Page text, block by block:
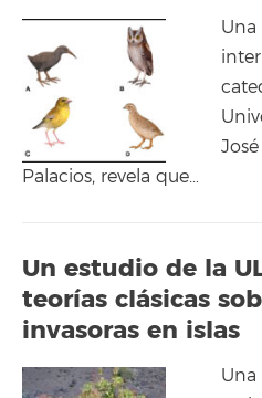
Una
Palacios, revela que…
Un estudio de la
teorías clásicas
invasoras en islas
Una